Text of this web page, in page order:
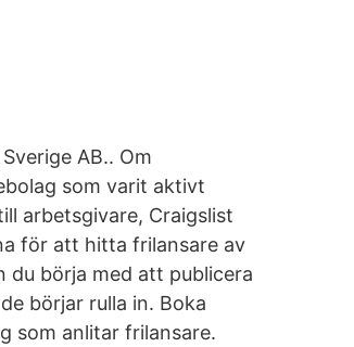
AB.. Om
som varit aktivt
arbetsgivare, Craigslist
för att hitta frilansare av
du börja med att publicera
börjar rulla in. Boka
som anlitar frilansare.